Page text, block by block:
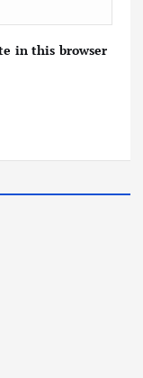
in this browser